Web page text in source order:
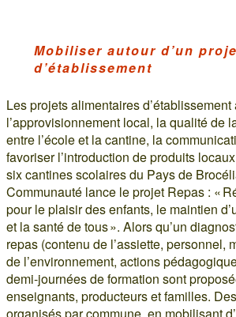
Mobiliser autour d’un
d’établissement
Les projets alimentaires d’établissement
l’approvisionnement local, la qualité de
entre l’école et la cantine, la
favoriser l’introduction de produits
six cantines scolaires du Pays de
Communauté lance le projet Repas : «
pour le plaisir des enfants, le maintien
et la santé de tous ». Alors qu’un
repas (contenu de l’assiette, personnel,
de l’environnement, actions
demi-journées de formation sont
enseignants, producteurs et familles.